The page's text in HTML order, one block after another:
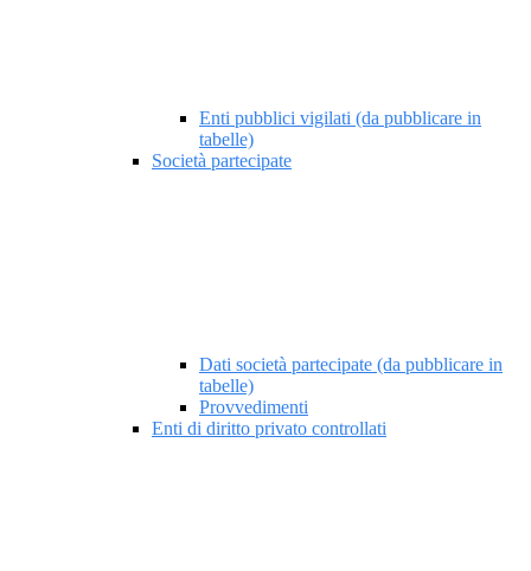
Enti pubblici vigilati (da pubblicare in
tabelle)
Società partecipate
Dati società partecipate (da pubblicare in
tabelle)
Provvedimenti
Enti di diritto privato controllati